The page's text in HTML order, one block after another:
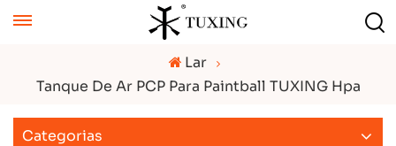
Lar
Tanque De Ar PCP Para Paintball TUXING Hpa
Categorias